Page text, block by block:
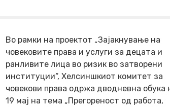
Во рамки на проектот „Зајакнување на
човековите права и услуги за децата и
ранливите лица во ризик во затворени
институции“, Хелсиншкиот комитет за
човекови права одржа дводневна обука
19 мај на тема „Прегореност од работа,